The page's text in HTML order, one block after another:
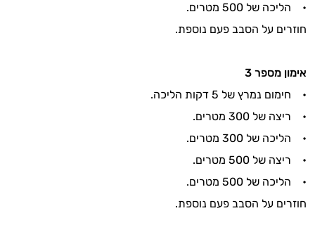
• הליכה של 500 מטרים.
חוזרים על הסבב פעם נוספת.
אימון מספר 3
• חימום נמרץ של 5 דקות הליכה.
• ריצה של 300 מטרים.
• הליכה של 300 מטרים.
• ריצה של 500 מטרים.
• הליכה של 500 מטרים.
חוזרים על הסבב פעם נוספת.